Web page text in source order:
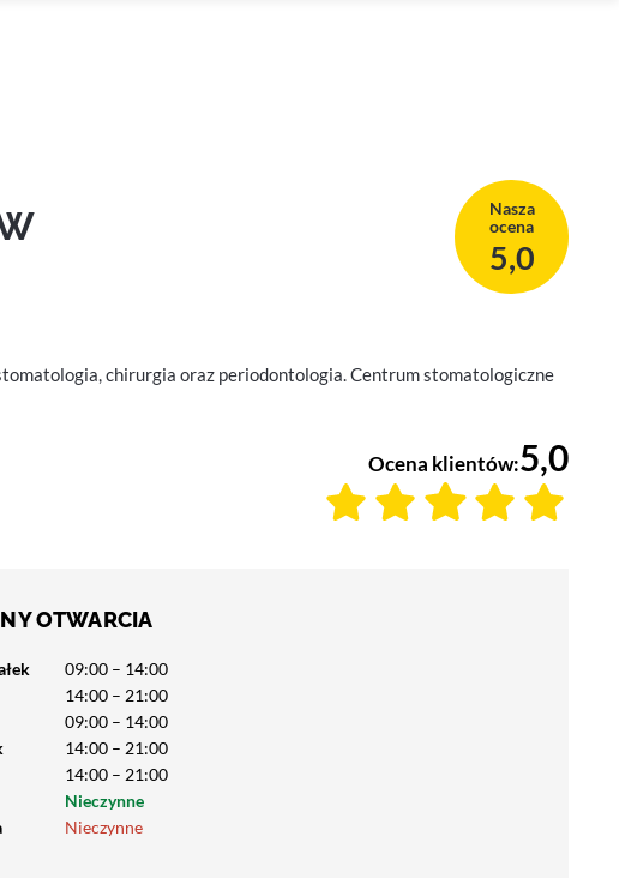
Nasza
ocena
5,0
chirurgia oraz periodontologia. Centrum stomatologiczne
Ocena klientów:5,0
OTWARCIA
09:00 – 14:00
14:00 – 21:00
09:00 – 14:00
14:00 – 21:00
14:00 – 21:00
Nieczynne
Nieczynne